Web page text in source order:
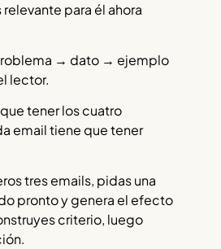
para él ahora
→ dato → ejemplo
lector.
tener los cuatro
email tiene que tener
tres emails, pidas una
pronto y genera el efecto
criterio, luego